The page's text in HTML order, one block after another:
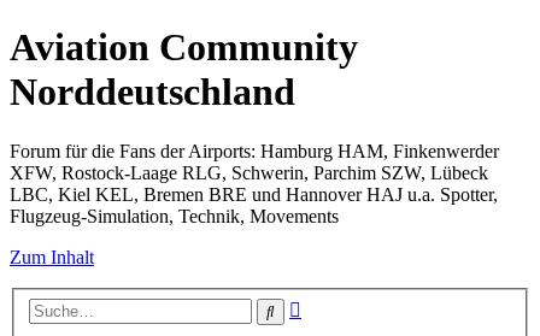
Aviation Community
Norddeutschland
Forum für die Fans der Airports: Hamburg HAM, Finkenwerder
XFW, Rostock-Laage RLG, Schwerin, Parchim SZW, Lübeck
LBC, Kiel KEL, Bremen BRE und Hannover HAJ u.a. Spotter,
Flugzeug-Simulation, Technik, Movements
Zum Inhalt
Suche